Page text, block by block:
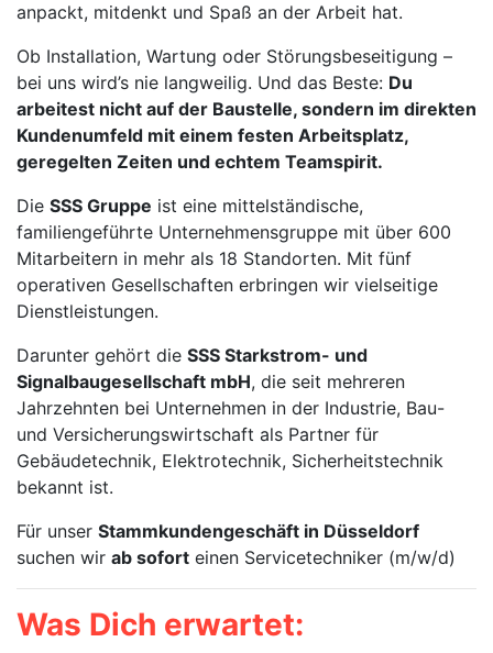
anpackt, mitdenkt und Spaß an der Arbeit hat.
Ob Installation, Wartung oder Störungsbeseitigung –
bei uns wird’s nie langweilig. Und das Beste: Du
arbeitest nicht auf der Baustelle, sondern im direkten
Kundenumfeld mit einem festen Arbeitsplatz,
geregelten Zeiten und echtem Teamspirit.
Die SSS Gruppe ist eine mittelständische,
familiengeführte Unternehmensgruppe mit über 600
Mitarbeitern in mehr als 18 Standorten. Mit fünf
operativen Gesellschaften erbringen wir vielseitige
Dienstleistungen.
Darunter gehört die SSS Starkstrom- und
Signalbaugesellschaft mbH, die seit mehreren
Jahrzehnten bei Unternehmen in der Industrie, Bau-
und Versicherungswirtschaft als Partner für
Gebäudetechnik, Elektrotechnik, Sicherheitstechnik
bekannt ist.
Für unser Stammkundengeschäft in Düsseldorf
suchen wir ab sofort einen Servicetechniker (m/w/d)
Was Dich erwartet: